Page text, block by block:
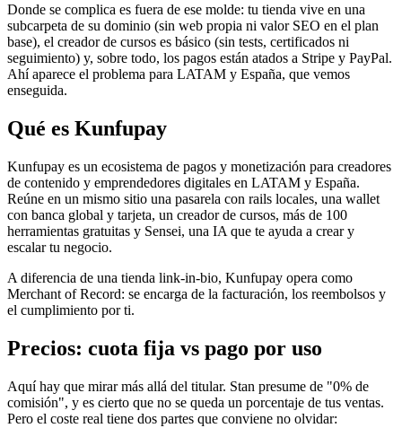
Donde se complica es fuera de ese molde: tu tienda vive en una
subcarpeta de su dominio (sin web propia ni valor SEO en el plan
base), el creador de cursos es básico (sin tests, certificados ni
seguimiento) y, sobre todo, los pagos están atados a Stripe y PayPal.
Ahí aparece el problema para LATAM y España, que vemos
enseguida.
Qué es Kunfupay
Kunfupay es un ecosistema de pagos y monetización para creadores
de contenido y emprendedores digitales en LATAM y España.
Reúne en un mismo sitio una pasarela con rails locales, una wallet
con banca global y tarjeta, un creador de cursos, más de 100
herramientas gratuitas y Sensei, una IA que te ayuda a crear y
escalar tu negocio.
A diferencia de una tienda link-in-bio, Kunfupay opera como
Merchant of Record: se encarga de la facturación, los reembolsos y
el cumplimiento por ti.
Precios: cuota fija vs pago por uso
Aquí hay que mirar más allá del titular. Stan presume de "0% de
comisión", y es cierto que no se queda un porcentaje de tus ventas.
Pero el coste real tiene dos partes que conviene no olvidar: